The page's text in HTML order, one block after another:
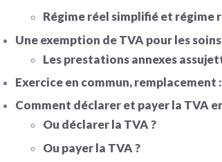
Régime réel simplifié et régime
Une exemption de TVA pour les soins
Les prestations annexes
Exercice en commun, remplacement
Comment déclarer et payer la TVA
Ou déclarer la TVA ?
Ou payer la TVA ?